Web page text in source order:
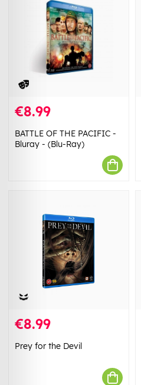
€8.99
BATTLE OF THE PACIFIC -
Bluray - (Blu-Ray)
€8.99
Prey for the Devil